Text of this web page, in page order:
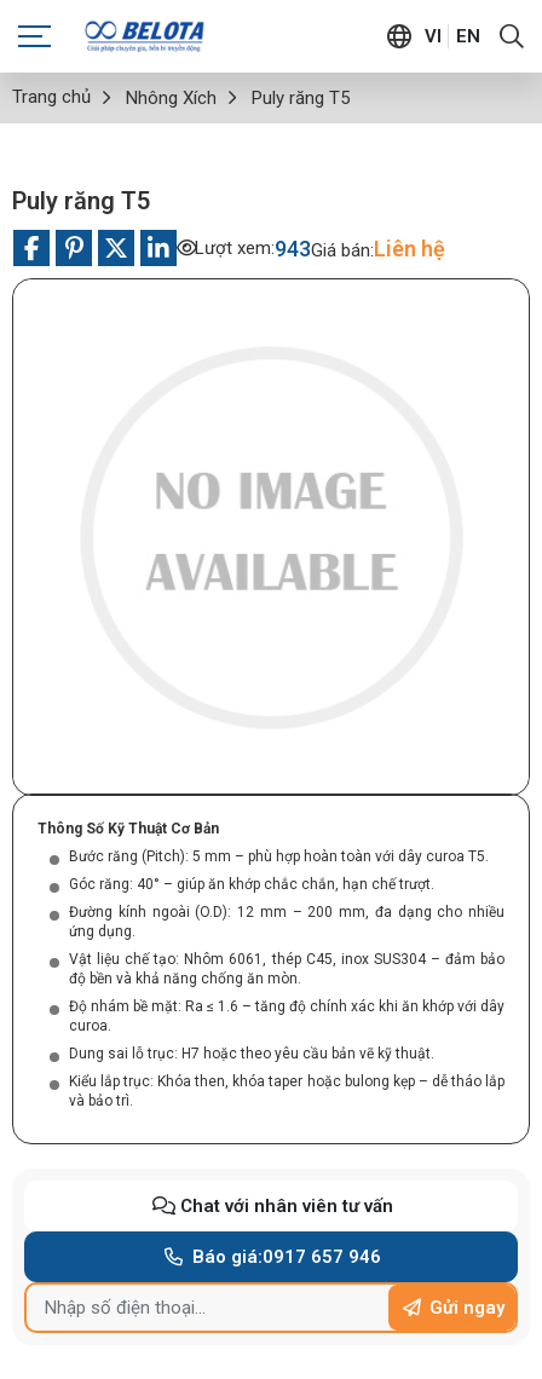
VI EN
Trang chủ Nhông Xích Puly răng T5
Puly răng T5
Lượt xem:943Giá bán:Liên hệ
Thông Số Kỹ Thuật Cơ Bản
Bước răng (Pitch): 5 mm – phù hợp hoàn toàn với dây curoa T5.
Góc răng: 40° – giúp ăn khớp chắc chắn, hạn chế trượt.
Đường kính ngoài (O.D): 12 mm – 200 mm, đa dạng cho nhiều
ứng dụng.
Vật liệu chế tạo: Nhôm 6061, thép C45, inox SUS304 – đảm bảo
độ bền và khả năng chống ăn mòn.
Độ nhám bề mặt: Ra ≤ 1.6 – tăng độ chính xác khi ăn khớp với dây
curoa.
Dung sai lỗ trục: H7 hoặc theo yêu cầu bản vẽ kỹ thuật.
Kiểu lắp trục: Khóa then, khóa taper hoặc bulong kẹp – dễ tháo lắp
và bảo trì.
Chat với nhân viên tư vấn
Báo giá:0917 657 946
Gửi ngay